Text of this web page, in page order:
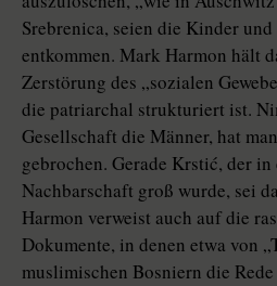
Srebrenica, seien die Kinder
entkommen. Mark Harmon hält
Zerstörung des „sozialen
die patriarchal strukturiert ist.
Gesellschaft die Männer, hat
gebrochen. Gerade Krstić, der
Nachbarschaft groß wurde, sei
Harmon verweist auch auf die
Dokumente, in denen etwa von
muslimischen Bosniern die